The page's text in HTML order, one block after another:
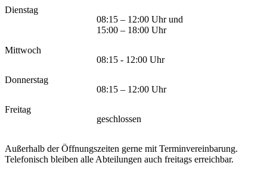
Dienstag
08:15 – 12:00 Uhr und
15:00 – 18:00 Uhr
Mittwoch
08:15 - 12:00 Uhr
Donnerstag
08:15 – 12:00 Uhr
Freitag
geschlossen
Außerhalb der Öffnungszeiten gerne mit Terminvereinbarung.
Telefonisch bleiben alle Abteilungen auch freitags erreichbar.